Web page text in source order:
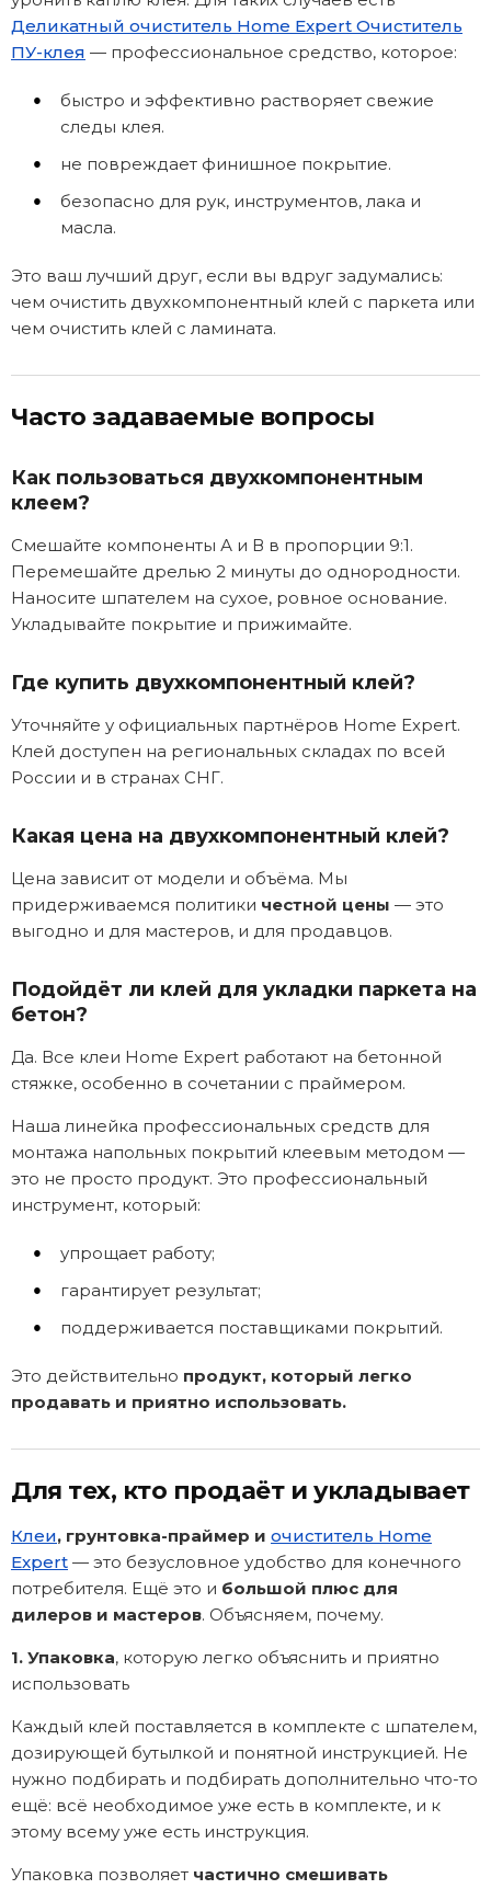
Деликатный очиститель Home Expert Очиститель
ПУ-клея — профессиональное средство, которое:
быстро и эффективно растворяет свежие
следы клея.
не повреждает финишное покрытие.
безопасно для рук, инструментов, лака и
масла.
Это ваш лучший друг, если вы вдруг задумались:
чем очистить двухкомпонентный клей с паркета или
чем очистить клей с ламината.
Часто задаваемые вопросы
Как пользоваться двухкомпонентным
клеем?
Смешайте компоненты А и В в пропорции 9:1.
Перемешайте дрелью 2 минуты до однородности.
Наносите шпателем на сухое, ровное основание.
Укладывайте покрытие и прижимайте.
Где купить двухкомпонентный клей?
Уточняйте у официальных партнёров Home Expert.
Клей доступен на региональных складах по всей
России и в странах СНГ.
Какая цена на двухкомпонентный клей?
Цена зависит от модели и объёма. Мы
придерживаемся политики честной цены — это
выгодно и для мастеров, и для продавцов.
Подойдёт ли клей для укладки паркета на
бетон?
Да. Все клеи Home Expert работают на бетонной
стяжке, особенно в сочетании с праймером.
Наша линейка профессиональных средств для
монтажа напольных покрытий клеевым методом —
это не просто продукт. Это профессиональный
инструмент, который:
упрощает работу;
гарантирует результат;
поддерживается поставщиками покрытий.
Это действительно продукт, который легко
продавать и приятно использовать.
Для тех, кто продаёт и укладывает
Клеи, грунтовка-праймер и очиститель Home
Expert — это безусловное удобство для конечного
потребителя. Ещё это и большой плюс для
дилеров и мастеров. Объясняем, почему.
1. Упаковка, которую легко объяснить и приятно
использовать
Каждый клей поставляется в комплекте с шпателем,
дозирующей бутылкой и понятной инструкцией. Не
нужно подбирать и подбирать дополнительно что-то
ещё: всё необходимое уже есть в комплекте, и к
этому всему уже есть инструкция.
Упаковка позволяет частично смешивать